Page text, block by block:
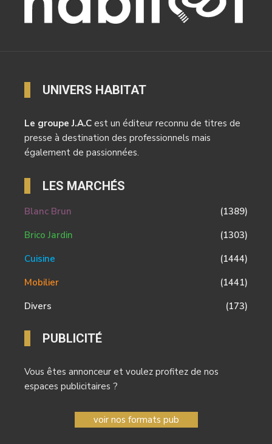
UNIVERS HABITAT
Le groupe J.A.C est un éditeur reconnu de titres de
presse à destination des professionnels mais
également de passionnées.
LES MARCHÉS
Blanc Brun
(1389)
Brico Jardin
(1303)
Cuisine
(1444)
Mobilier
(1441)
Divers
(173)
PUBLICITÉ
Vous êtes annonceur et voulez profitez de nos
espaces publicitaires ?
voir nos formats pub